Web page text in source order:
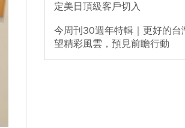
定美日頂級客戶切入
今周刊30週年特輯｜更好的台
望精彩風雲，預見前瞻行動